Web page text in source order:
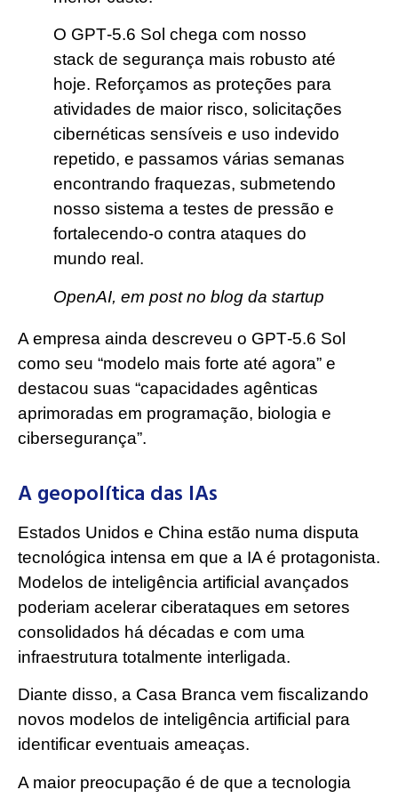
O GPT‑5.6 Sol chega com nosso
stack de segurança mais robusto até
hoje. Reforçamos as proteções para
atividades de maior risco, solicitações
cibernéticas sensíveis e uso indevido
repetido, e passamos várias semanas
encontrando fraquezas, submetendo
nosso sistema a testes de pressão e
fortalecendo-o contra ataques do
mundo real.
OpenAI, em post no blog da startup
A empresa ainda descreveu o GPT‑5.6 Sol
como seu “modelo mais forte até agora” e
destacou suas “capacidades agênticas
aprimoradas em programação, biologia e
cibersegurança”.
A geopolítica das IAs
Estados Unidos e China estão numa disputa
tecnológica intensa em que a IA é protagonista.
Modelos de inteligência artificial avançados
poderiam acelerar ciberataques em setores
consolidados há décadas e com uma
infraestrutura totalmente interligada.
Diante disso, a Casa Branca vem fiscalizando
novos modelos de inteligência artificial para
identificar eventuais ameaças.
A maior preocupação é de que a tecnologia